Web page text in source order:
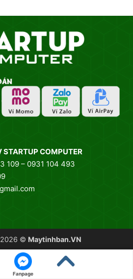
STARTUP COMPUTER
109 – 0931 104 493
© Maytinhban.VN
Fanpage